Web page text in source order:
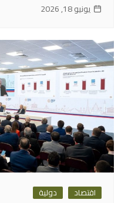
يونيو 18, 2026
اقتصاد دولية